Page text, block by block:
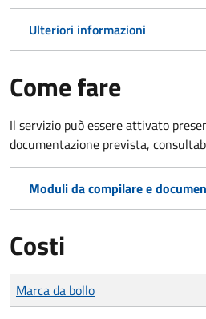
Ulteriori informazioni
Come fare
Il servizio può essere attivato
documentazione prevista,
Moduli da compilare e
Costi
Tipo di pagamento
Importo
Marca da bollo